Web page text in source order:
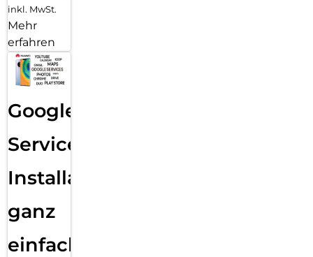
inkl. MwSt.
Mehr
erfahren
Google
Services
Installation
ganz
einfach